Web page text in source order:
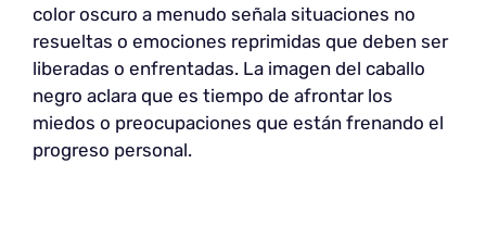
color oscuro a menudo señala situaciones no
resueltas o emociones reprimidas que deben ser
liberadas o enfrentadas. La imagen del caballo
negro aclara que es tiempo de afrontar los
miedos o preocupaciones que están frenando el
progreso personal.